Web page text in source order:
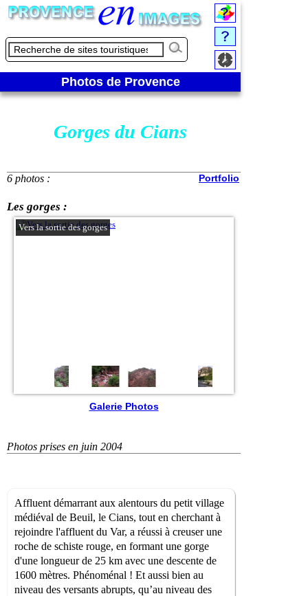
Photos de Provence
Gorges du Cians
6 photos : Portfolio
Les gorges :
Vers la sortie des gorges
Galerie Photos
Photos prises en juin 2004
Affluent démarrant aux alentours du petit village
médiéval de Beuil, le Cians, tout en cherchant à
rejoindre l'affluent du Var, a réussi à creuser une
roche de schiste rouge, en formant une gorge
d'une longueur de 25 km avec une descente de
1600 mètres. Phénoménal ! Et aussi bien au
niveau des versants abrupts, qu’au niveau des